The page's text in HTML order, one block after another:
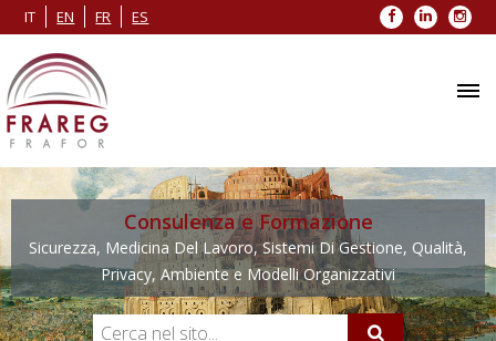
IT EN FR ES Facebook
LinkedIn
Consulenza e Formazione
Sicurezza, Medicina Del Lavoro, Sistemi Di Gestione, Qualità,
Privacy, Ambiente e Modelli Organizzativi